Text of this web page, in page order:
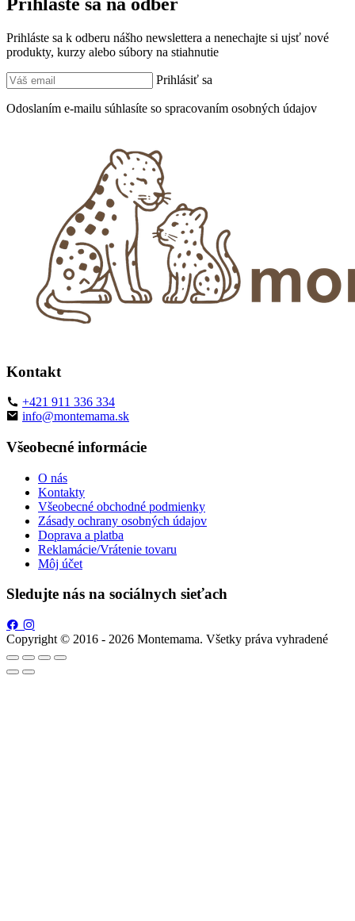
Prihláste sa k odberu nášho newslettera a nenechajte si ujsť nové
produkty, kurzy alebo súbory na stiahnutie
Prihlásiť sa
Odoslaním e-mailu súhlasíte so spracovaním osobných údajov
Kontakt
+421 911 336 334
info@montemama.sk
Všeobecné informácie
O nás
Kontakty
Všeobecné obchodné podmienky
Zásady ochrany osobných údajov
Doprava a platba
Reklamácie/Vrátenie tovaru
Môj účet
Sledujte nás na sociálnych sieťach
Copyright © 2016 - 2026 Montemama. Všetky práva vyhradené